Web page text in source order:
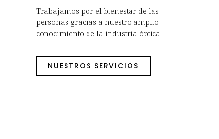
Trabajamos por el bienestar de las
personas gracias a nuestro amplio
conocimiento de la industria óptica.
NUESTROS SERVICIOS